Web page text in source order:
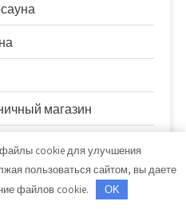
магазин
файлы cookie для улучшения
пользоваться сайтом, вы даете
файлов cookie.
OK